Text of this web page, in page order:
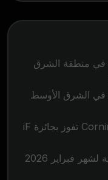
في منطقة الشرق
في الشرق الأوسط
Corning’s Evolv® Openable Terminal تفوز بجائزة iF
فبراير 2026